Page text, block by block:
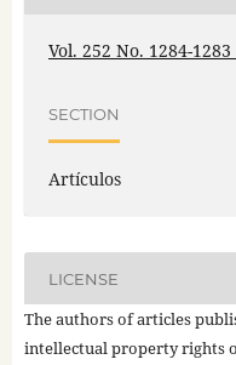
Vol. 252 No. 1284-
SECTION
Artículos
LICENSE
The authors of articles
intellectual property rights